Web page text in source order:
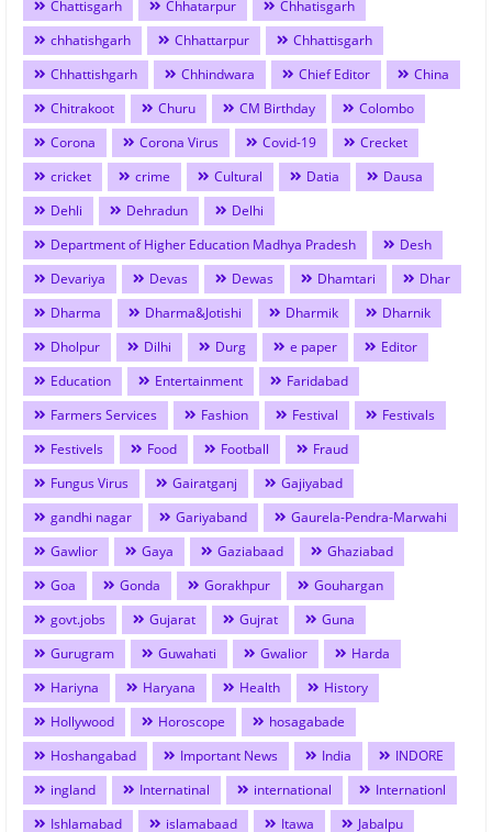
Chattisgarh Chhatarpur
Chhatisgarh
chhatishgarh
Chhattarpur
Chhattisgarh
Chhattishgarh
Chhindwara Chief Editor
China
Chitrakoot
Churu CM Birthday
Colombo
Corona
Corona Virus Covid-19
Crecket
cricket
crime Cultural Datia
Dausa
Dehli
Dehradun
Delhi
Department of Higher Education Madhya Pradesh
Desh
Devariya
Devas Dewas Dhamtari
Dhar
Dharma
Dharma&Jotishi Dharmik
Dharnik
Dholpur
Dilhi Durg e paper
Editor
Education
Entertainment
Faridabad
Farmers Services
Fashion Festival
Festivals
Festivels
Food Football
Fraud
Fungus Virus
Gairatganj
Gajiyabad
gandhi nagar
Gariyaband
Gaurela-Pendra-Marwahi
Gawlior
Gaya Gaziabaad
Ghaziabad
Goa
Gonda Gorakhpur
Gouhargan
govt.jobs
Gujarat Gujrat
Guna
Gurugram
Guwahati Gwalior
Harda
Hariyna
Haryana Health
History
Hollywood
Horoscope
hosagabade
Hoshangabad
Important News India
INDORE
ingland
Internatinal international
Internationl
Ishlamabad
islamabaad Itawa
Jabalpu